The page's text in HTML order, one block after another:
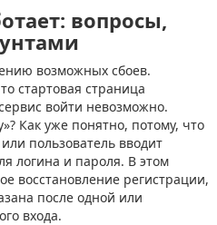
вопросы,
возможных сбоев.
стартовая страница
войти невозможно.
Как уже понятно, потому, что
пользователь вводит
логина и пароля. В этом
восстановление регистрации,
после одной или
входа.